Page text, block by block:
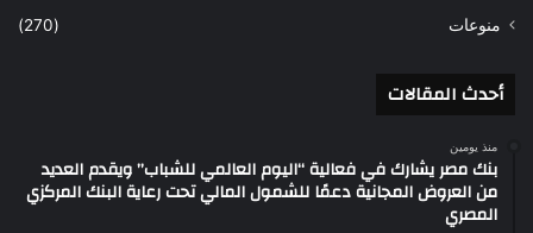
منوعات
(270)
أحدث المقالات
منذ يومين
بنك مصر يشارك في فعالية “اليوم العالمي للشباب” ويقدم العديد
من العروض المجانية دعمًا للشمول المالي تحت رعاية البنك المركزي
المصري